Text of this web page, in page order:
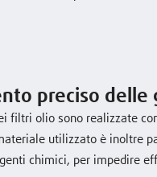
preciso delle
filtri olio sono realizzate
utilizzato è inoltre
chimici, per impedire